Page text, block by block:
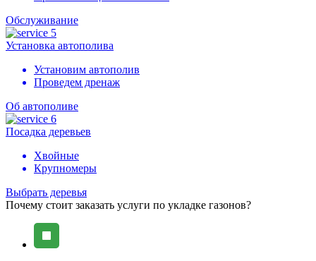
Обслуживание
Установка автополива
Установим автополив
Проведем дренаж
Об автополиве
Посадка деревьев
Хвойные
Крупномеры
Выбрать деревья
Почему стоит заказать услуги по укладке газонов?